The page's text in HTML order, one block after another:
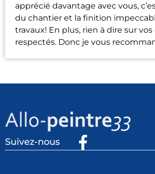
apprécié davantage avec vous,
du chantier et la finition
travaux! En plus, rien à dire sur vos
respectés. Donc je vous
Suivez-nous